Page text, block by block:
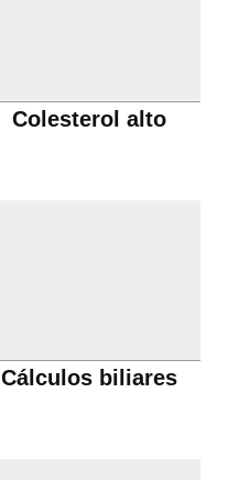
Colesterol alto
Cálculos biliares